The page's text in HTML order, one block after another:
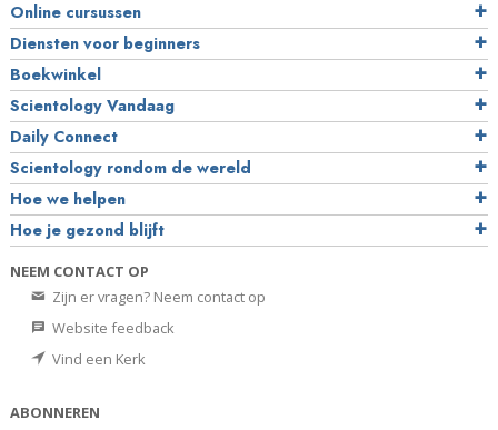
Online cursussen
Diensten voor beginners
Boekwinkel
Scientology Vandaag
Daily Connect
Scientology rondom de wereld
Hoe we helpen
Hoe je gezond blijft
NEEM CONTACT OP
Zijn er vragen? Neem contact op
Website feedback
Vind een Kerk
ABONNEREN